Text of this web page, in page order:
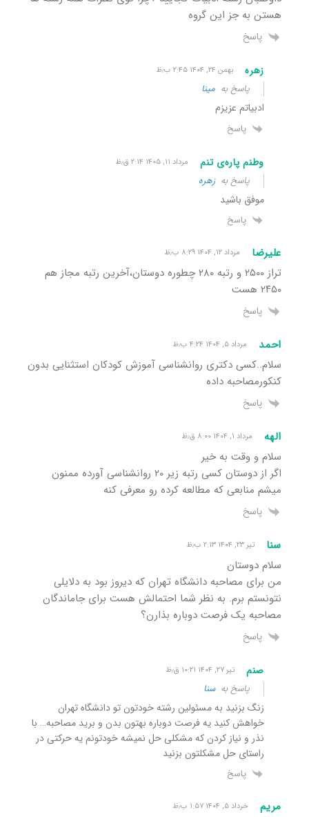
هستن به جز این گروه
پاسخ
زهره بهمن ۲۴, ۱۴۰۴ ۲:۴۵ ب٫ظ
پاسخ به مینا
ادبیاتم عزیزم
پاسخ
وطنم پاره‌ی تنم مرداد ۱۱, ۱۴۰۵ ۲:۱۴ ق٫ظ
پاسخ بهزهره
موفق باشید
پاسخ
علیرضا مرداد ۱۲, ۱۴۰۴ ۸:۲۹ ب٫ظ
تراز ۲۵۰۰ و رتبه ۲۸۰ چطوره دوستان،آخرین رتبه مجاز هم
۲۴۵۰ هست
پاسخ
احمد مرداد ۵, ۱۴۰۴ ۴:۲۴ ب٫ظ
سلام..کسی دکتری روانشناسی آموزش کودکان استثنایی بدون
کنکورمصاحبه داده
پاسخ
الهه مرداد ۱, ۱۴۰۴ ۸:۰۰ ق٫ظ
سلام و وقت به خیر
اگر از دوستان کسی رتبه زیر ۲۰ روانشناسی آورده ممنون
میشم منابعی که مطالعه کرده رو معرفی کنه
پاسخ
سنا تیر ۲۳, ۱۴۰۴ ۲:۱۳ ب٫ظ
سلام دوستان
من برای مصاحبه دانشگاه تهران که دیروز بود به دلایلی
نتونستم برم. به نظر شما احتمالش هست برای جاماندگان
مصاحبه یک فرصت دوباره بذارن؟
پاسخ
صنم تیر ۲۷, ۱۴۰۴ ۱۰:۲۱ ق٫ظ
پاسخ بهسنا
زنگ بزنید به مسئولین رشته خودتون تو دانشگاه تهران
خواهش کنید یه فرصت دوباره بهتون بدن و برید مصاحبه… با
نذر و نیاز کردن که مشکلی حل نمیشه خودتونم یه حرکتی در
راستای حل مشکلتون بزنید
پاسخ
مریم خرداد ۵, ۱۴۰۴ ۱:۵۷ ب٫ظ